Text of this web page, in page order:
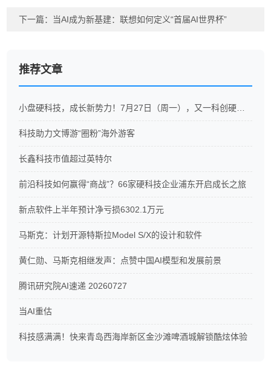
下一篇： 当AI成为新基建：联想如何定义“首届AI世界杯”
推荐文章
科技助力文博游“圈粉”海外游客
长鑫科技市值超过英特尔
前沿科技如何赢得“商战”？66家硬科技企业浦东开启成长之旅
新点软件上半年预计净亏损6302.1万元
马斯克：计划开源特斯拉Model S/X的设计和软件
黄仁勋、马斯克相继发声：点赞中国AI模型和发展前景
腾讯研究院AI速递 20260727
当AI重估
科技感满满！快来青岛西海岸新区金沙滩啤酒城解锁酷炫体验